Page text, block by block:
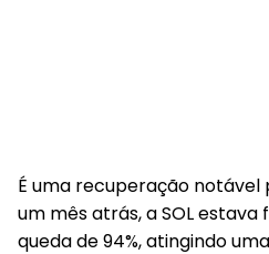
É uma recuperação notável
um mês atrás, a SOL
queda de 94%, atingindo